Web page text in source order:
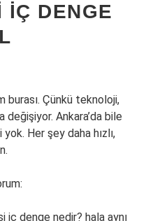
IÇ DENGE
burası. Çünkü teknoloji,
değişiyor. Ankara’da bile
Her şey daha hızlı,
iç denge nedir? hala aynı